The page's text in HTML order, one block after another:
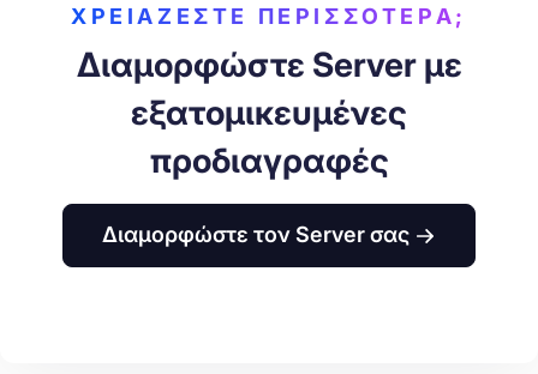
ΧΡΕΙΆΖΕΣΤΕ ΠΕΡΙΣΣΌΤΕΡΑ;
Διαμορφώστε Server με
εξατομικευμένες
προδιαγραφές
Διαμορφώστε τον Server σας